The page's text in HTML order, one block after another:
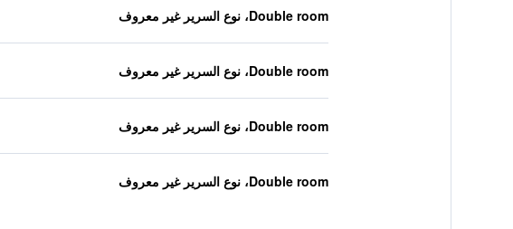
Double room، نوع السرير غير معروف
Double room، نوع السرير غير معروف
Double room، نوع السرير غير معروف
Double room، نوع السرير غير معروف